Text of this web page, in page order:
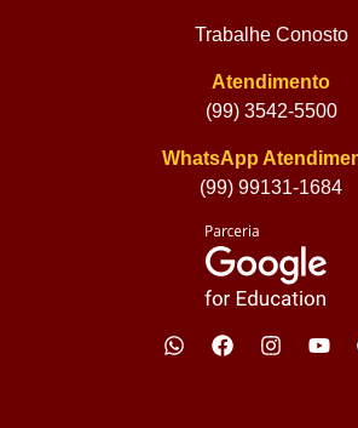
Trabalhe Conosto
Atendimento
(99) 3542-5500
WhatsApp
(99) 99131-1684